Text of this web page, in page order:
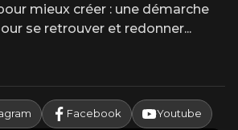
mieux créer : une démarche
se retrouver et redonner...
Facebook Youtube